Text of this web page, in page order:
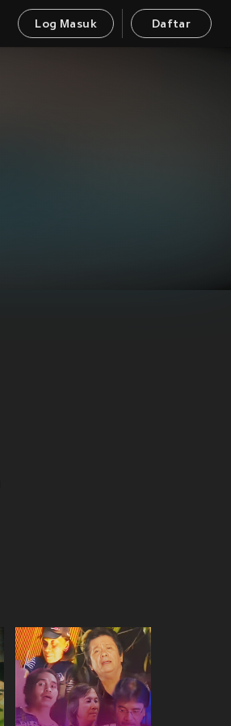
Log Masuk Daftar